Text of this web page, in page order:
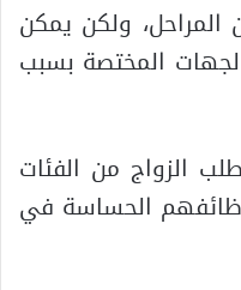
المراحل، ولكن يمكن
المختصة بسبب
الزواج من الفئات
الحساسة في